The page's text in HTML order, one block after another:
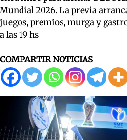
Mundial 2026. La previa
juegos, premios, murga y
a las 19 hs
COMPARTIR NOTICIAS